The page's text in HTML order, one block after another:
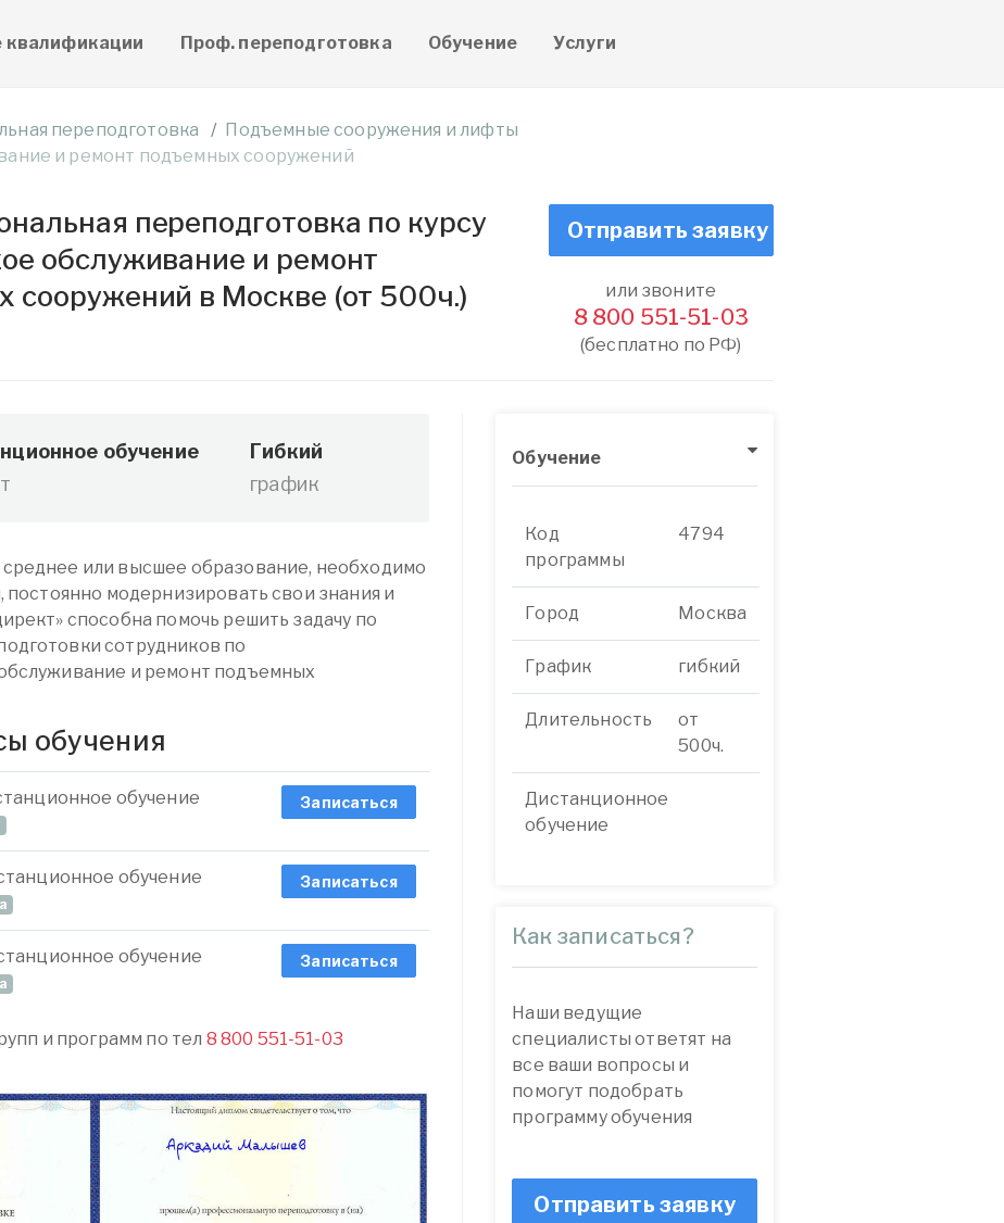
Проф. переподготовка Обучение Услуги
переподготовка
Подъемные сооружения и лифты
и ремонт подъемных сооружений
переподготовка по курсу
обслуживание и ремонт
сооружений в Москве (от 500ч.)
Отправить заявку
или звоните
8 800 551-51-03
(бесплатно по РФ)
обучение
Гибкий
график
или высшее образование, необходимо
постоянно модернизировать свои знания и
способна помочь решить задачу по
сотрудников по
и ремонт подъемных
обучения
обучение Записаться
обучение Записаться
обучение Записаться
и программ по тел 8 800 551-51-03
Обучение
Код
программы
4794
Город Москва
График гибкий
Длительность
от
500ч.
Дистанционное
обучение
Как записаться?
Наши ведущие
специалисты ответят на
все ваши вопросы и
помогут подобрать
программу обучения
Отправить заявку